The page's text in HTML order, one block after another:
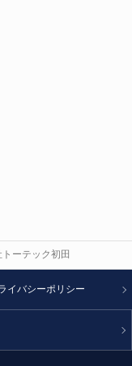
ーテック初田
イバシーポリシー